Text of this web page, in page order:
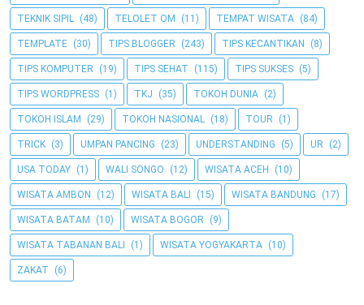
TEKNIK SIPIL (48) TELOLET OM (11) TEMPAT WISATA (84)
TEMPLATE (30) TIPS BLOGGER (243) TIPS KECANTIKAN (8)
TIPS KOMPUTER (19) TIPS SEHAT (115) TIPS SUKSES (5)
TIPS WORDPRESS (1) TKJ (35) TOKOH DUNIA (2)
TOKOH ISLAM (29) TOKOH NASIONAL (18) TOUR (1)
TRICK (3) UMPAN PANCING (23) UNDERSTANDING (5) UR (2)
USA TODAY (1) WALI SONGO (12) WISATA ACEH (10)
WISATA AMBON (12) WISATA BALI (15) WISATA BANDUNG (17)
WISATA BATAM (10) WISATA BOGOR (9)
WISATA TABANAN BALI (1) WISATA YOGYAKARTA (10)
ZAKAT (6)